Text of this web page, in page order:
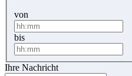
von
bis
Ihre Nachricht